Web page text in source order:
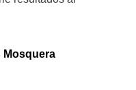
Mosquera